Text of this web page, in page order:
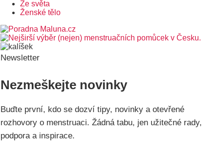
Ze světa
Ženské tělo
Newsletter
Nezmeškejte novinky
Buďte první, kdo se dozví tipy, novinky a otevřené
rozhovory o menstruaci. Žádná tabu, jen užitečné rady,
podpora a inspirace.